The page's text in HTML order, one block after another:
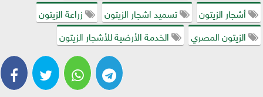
أشجار الزيتون تسميد اشجار الزيتون
زراعة الزيتون
الزيتون المصري
الخدمة الأرضية للأشجار الزيتون